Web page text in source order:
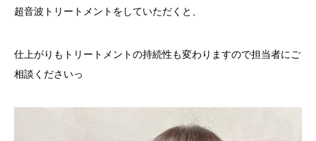
超音波トリートメントをしていただくと、
仕上がりもトリートメントの持続性も変わりますので担当者にご
相談くださいっ